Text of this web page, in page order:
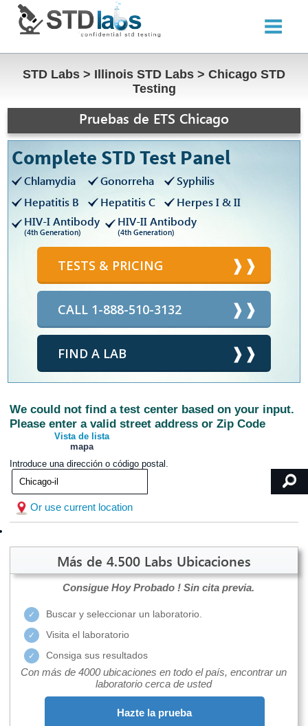
STD Labs > Illinois STD Labs > Chicago STD
Testing
Pruebas de ETS Chicago
Complete STD Test Panel
Chlamydia Gonorreha
Syphilis
Hepatitis B
Hepatitis C
Herpes I & II
HIV-I Antibody
(4th Generation)
HIV-II Antibody
(4th Generation)
TESTS & PRICING
CALL 1-888-510-3132
FIND A LAB
We could not find a test center based on your input.
Please enter a valid street address or Zip Code
Vista de lista
mapa
Introduce una dirección o código postal.
Or use current location
Más de 4.500 Labs Ubicaciones
Consigue Hoy Probado ! Sin cita previa.
Buscar y seleccionar un laboratorio.
Visita el laboratorio
Consiga sus resultados
Con más de 4000 ubicaciones en todo el país, encontrar un
laboratorio cerca de usted
Hazte la prueba